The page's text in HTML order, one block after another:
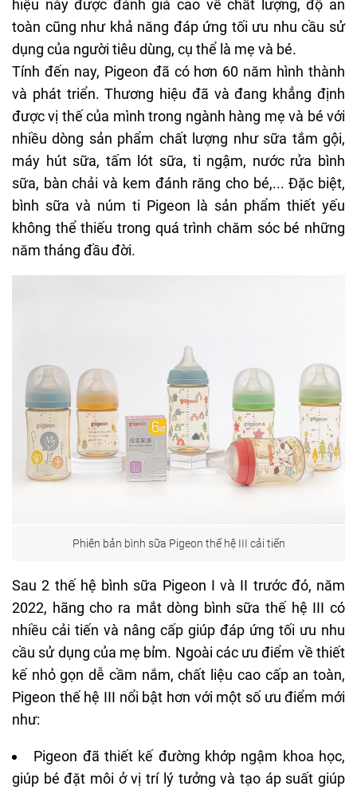
hiệu này được đánh giá cao về chất lượng, độ an
toàn cũng như khả năng đáp ứng tối ưu nhu cầu sử
dụng của người tiêu dùng, cụ thể là mẹ và bé.
Tính đến nay, Pigeon đã có hơn 60 năm hình thành
và phát triển. Thương hiệu đã và đang khẳng định
được vị thế của mình trong ngành hàng mẹ và bé với
nhiều dòng sản phẩm chất lượng như sữa tắm gội,
máy hút sữa, tấm lót sữa, ti ngậm, nước rửa bình
sữa, bàn chải và kem đánh răng cho bé,... Đặc biệt,
bình sữa và núm ti Pigeon là sản phẩm thiết yếu
không thể thiếu trong quá trình chăm sóc bé những
năm tháng đầu đời.
Phiên bản bình sữa Pigeon thế hệ III cải tiến
Sau 2 thế hệ bình sữa Pigeon I và II trước đó, năm
2022, hãng cho ra mắt dòng bình sữa thế hệ III có
nhiều cải tiến và nâng cấp giúp đáp ứng tối ưu nhu
cầu sử dụng của mẹ bỉm. Ngoài các ưu điểm về thiết
kế nhỏ gọn dễ cầm nắm, chất liệu cao cấp an toàn,
Pigeon thế hệ III nổi bật hơn với một số ưu điểm mới
như:
Pigeon đã thiết kế đường khớp ngậm khoa học,
giúp bé đặt môi ở vị trí lý tưởng và tạo áp suất giúp